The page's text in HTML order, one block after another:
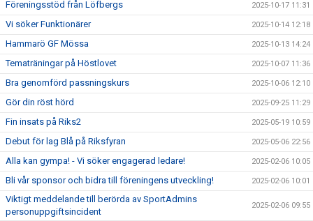
Föreningsstöd från Löfbergs 2025-10-17 11:31
Vi söker Funktionärer 2025-10-14 12:18
Hammarö GF Mössa 2025-10-13 14:24
Tematräningar på Höstlovet 2025-10-07 11:36
Bra genomförd passningskurs 2025-10-06 12:10
Gör din röst hörd 2025-09-25 11:29
Fin insats på Riks2 2025-05-19 10:59
Debut för lag Blå på Riksfyran 2025-05-06 22:56
Alla kan gympa! - Vi söker engagerad ledare! 2025-02-06 10:05
Bli vår sponsor och bidra till föreningens utveckling! 2025-02-06 10:01
Viktigt meddelande till berörda av SportAdmins
personuppgiftsincident
2025-02-06 09:55